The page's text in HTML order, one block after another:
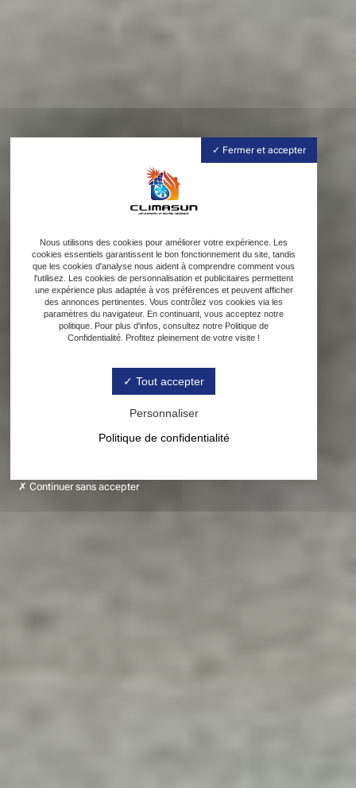
Fermer et accepter
Nous utilisons des cookies pour améliorer votre expérience. Les
cookies essentiels garantissent le bon fonctionnement du site, tandis
que les cookies d'analyse nous aident à comprendre comment vous
l'utilisez. Les cookies de personnalisation et publicitaires permettent
une expérience plus adaptée à vos préférences et peuvent afficher
des annonces pertinentes. Vous contrôlez vos cookies via les
paramètres du navigateur. En continuant, vous acceptez notre
politique. Pour plus d'infos, consultez notre Politique de
Confidentialité. Profitez pleinement de votre visite !
Tout accepter
Personnaliser
Politique de confidentialité
Continuer sans accepter